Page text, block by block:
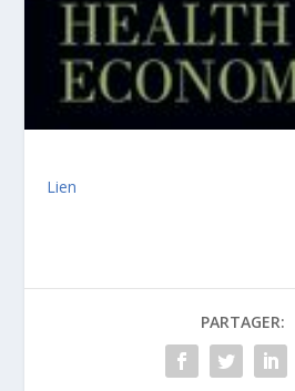
Lien
PARTAGER: